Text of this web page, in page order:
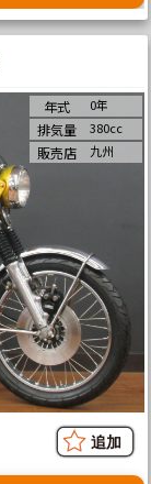
年式 0年
排気量 380cc
販売店 九州